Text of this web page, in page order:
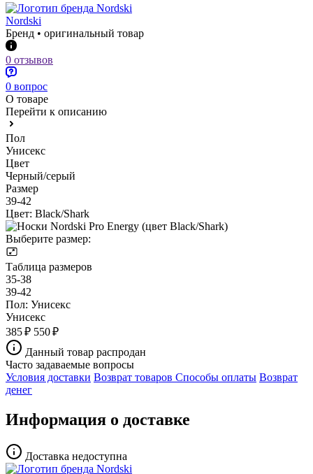
Nordski
Бренд • оригинальный товар
0 отзывов
0 вопрос
О товаре
Перейти к описанию
Пол
Унисекс
Цвет
Черный/серый
Размер
39-42
Цвет: Black/Shark
Выберите размер:
Таблица размеров
35-38
39-42
Пол: Унисекс
Унисекс
385 ₽ 550 ₽
Данный товар распродан
Часто задаваемые вопросы
Условия доставки Возврат товаров Способы оплаты Возврат
денег
Информация о доставке
Доставка недоступна